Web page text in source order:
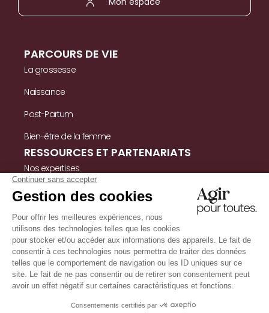
PARCOURS DE VIE
La grossesse
Naissance
Post-Partum
Bien-être de la femme
RESSOURCES ET PARTENARIATS
Nos expertises
Nos ressources
Témoignages
Nous contacter
INFORMATIONS
Mentions légales
Politique de confidentialité & cookies